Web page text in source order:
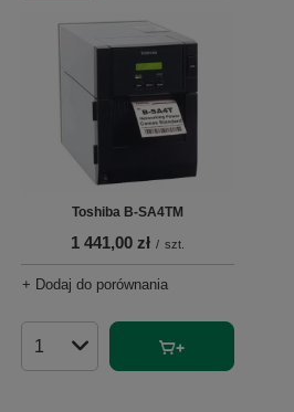
Toshiba B-SA4TM
1 441,00 zł / szt.
+ Dodaj do porównania
Ilość produktów